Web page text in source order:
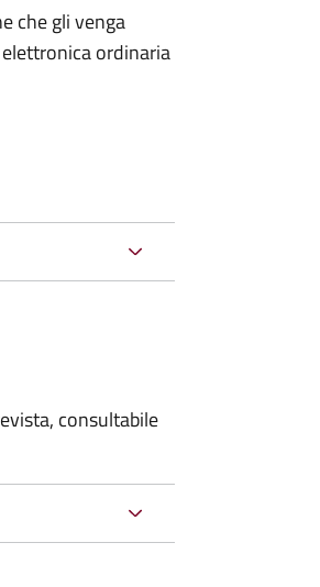
che gli venga
ordinaria
consultabile